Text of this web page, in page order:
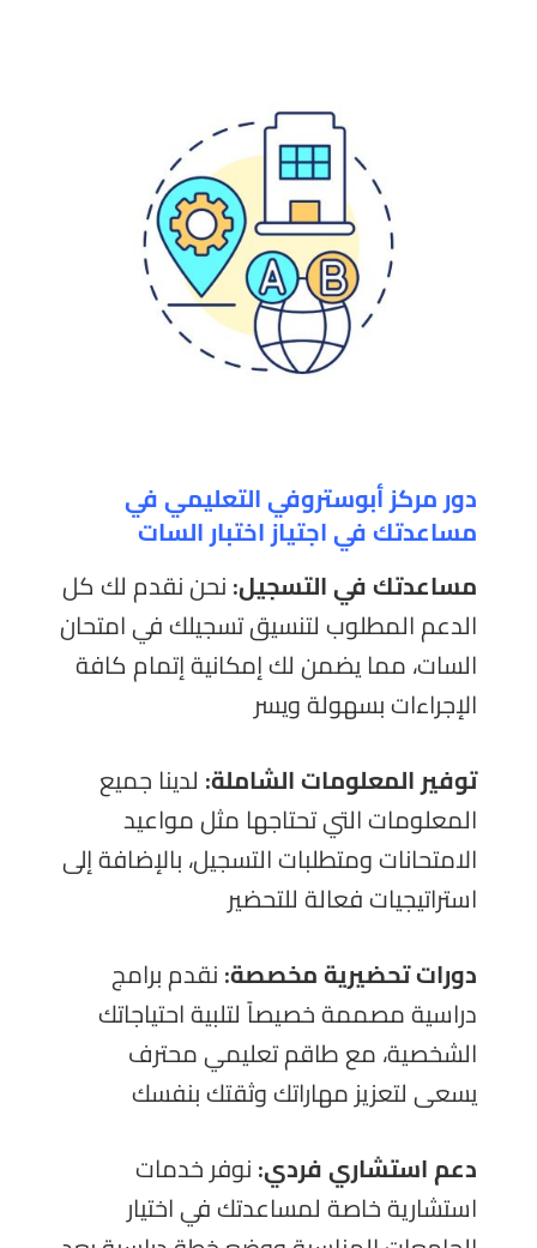
دور مركز أبوستروفي التعليمي في
مساعدتك في اجتياز اختبار السات
مساعدتك في التسجيل: نحن نقدم لك كل
الدعم المطلوب لتنسيق تسجيلك في امتحان
السات، مما يضمن لك إمكانية إتمام كافة
الإجراءات بسهولة ويسر
توفير المعلومات الشاملة: لدينا جميع
المعلومات التي تحتاجها مثل مواعيد
الامتحانات ومتطلبات التسجيل، بالإضافة إلى
استراتيجيات فعالة للتحضير
دورات تحضيرية مخصصة: نقدم برامج
دراسية مصممة خصيصاً لتلبية احتياجاتك
الشخصية، مع طاقم تعليمي محترف
يسعى لتعزيز مهاراتك وثقتك بنفسك
دعم استشاري فردي: نوفر خدمات
استشارية خاصة لمساعدتك في اختيار